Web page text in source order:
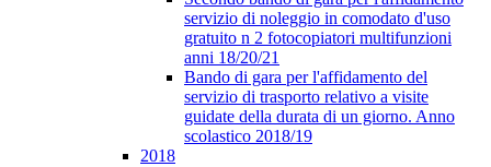
servizio di noleggio in comodato d'uso
gratuito n 2 fotocopiatori multifunzioni
anni 18/20/21
Bando di gara per l'affidamento del
servizio di trasporto relativo a visite
guidate della durata di un giorno. Anno
scolastico 2018/19
2018